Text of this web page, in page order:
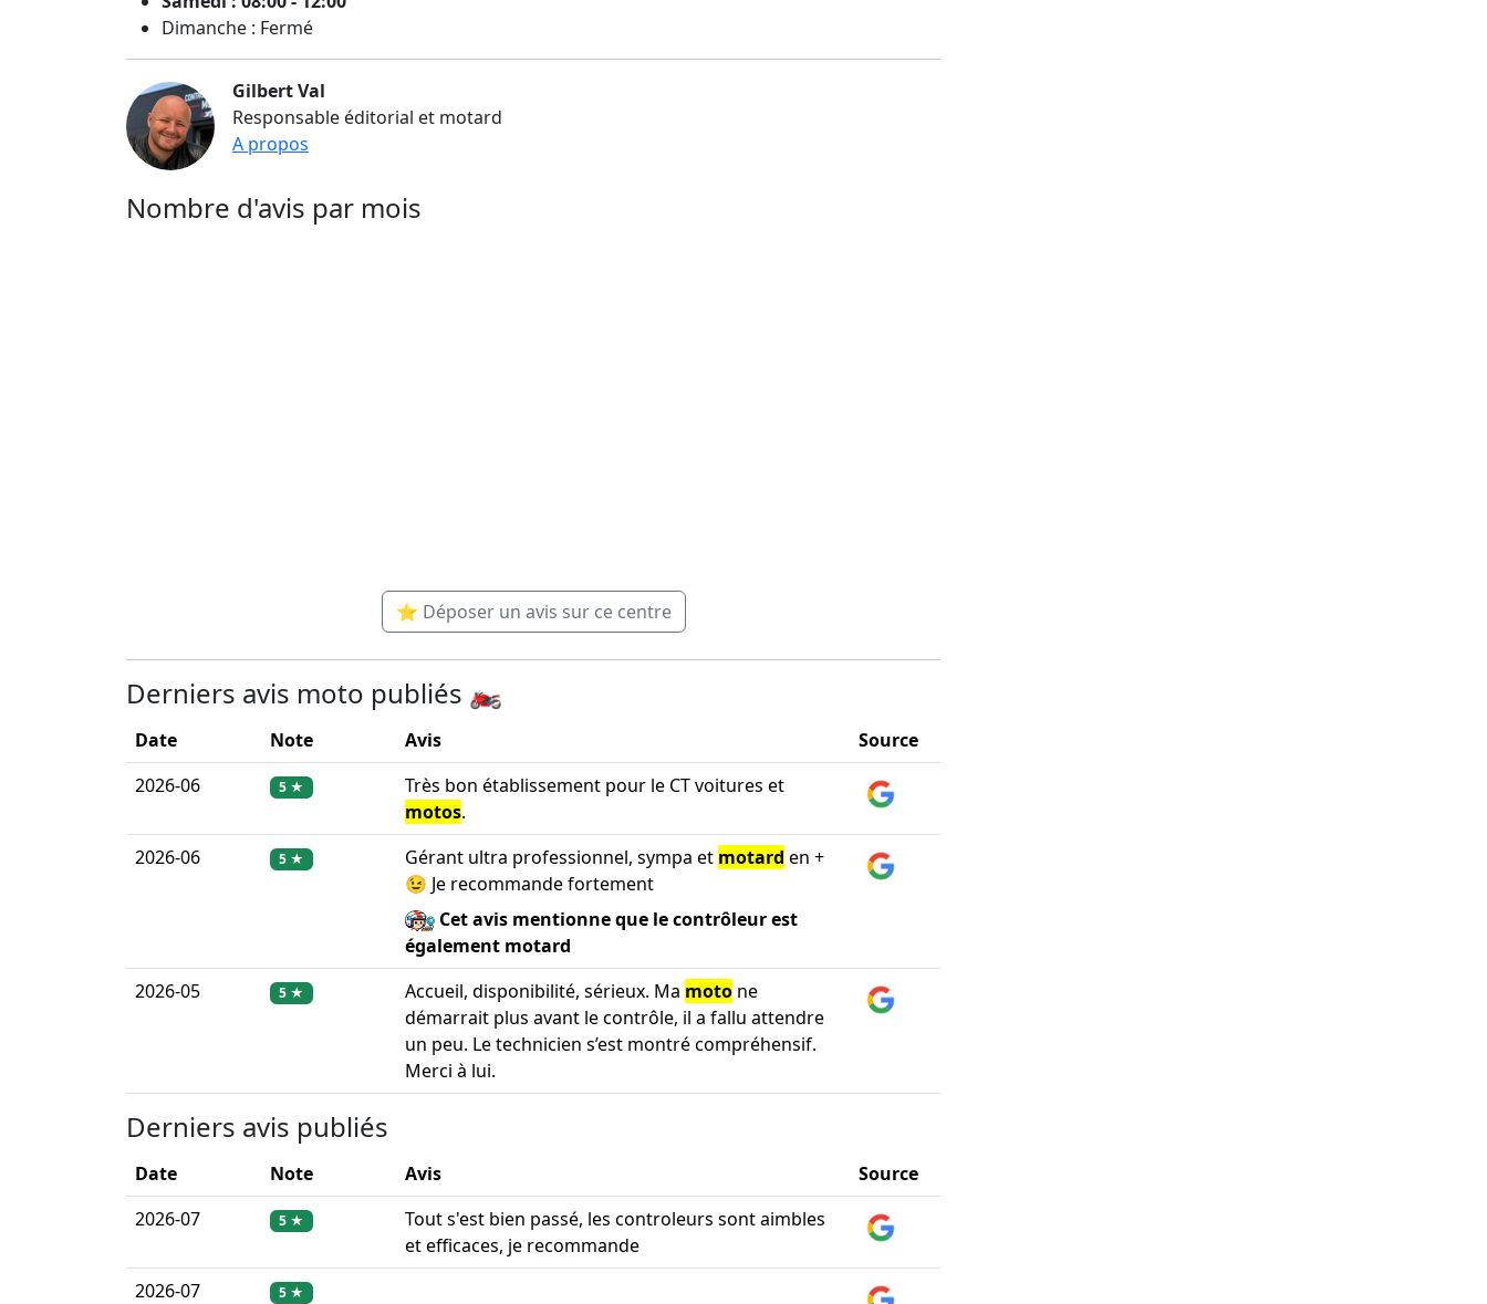
Dimanche : Fermé
Gilbert Val
Responsable éditorial et motard
A propos
Nombre d'avis par mois
⭐ Déposer un avis sur ce centre
Derniers avis moto publiés 🏍️
Date Note Avis
Source
2026-06
5 ★
Très bon établissement pour le CT voitures et
motos.
2026-06
5 ★ Gérant ultra professionnel, sympa et motard en +
😉 Je recommande fortement
Cet avis mentionne que le contrôleur est
également motard
2026-05
5 ★ Accueil, disponibilité, sérieux. Ma moto ne
démarrait plus avant le contrôle, il a fallu attendre
un peu. Le technicien s’est montré compréhensif.
Merci à lui.
Derniers avis publiés
Date Note Avis
Source
2026-07
5 ★
Tout s'est bien passé, les controleurs sont aimbles
et efficaces, je recommande
2026-07
5 ★